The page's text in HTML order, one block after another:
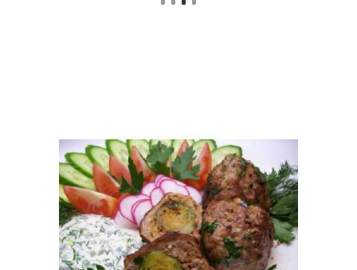
Желтый кляр
Кляр для цветной
капусты
Капуста в льезоне Капуста во фритюре